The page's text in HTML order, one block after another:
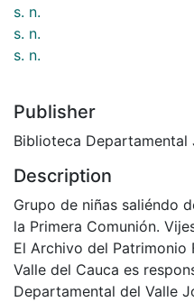
s. n.
s. n.
s. n.
Publisher
Biblioteca Departamental
Description
Grupo de niñas saliéndo
la Primera Comunión.
El Archivo del
Valle del Cauca es
Departamental del Valle